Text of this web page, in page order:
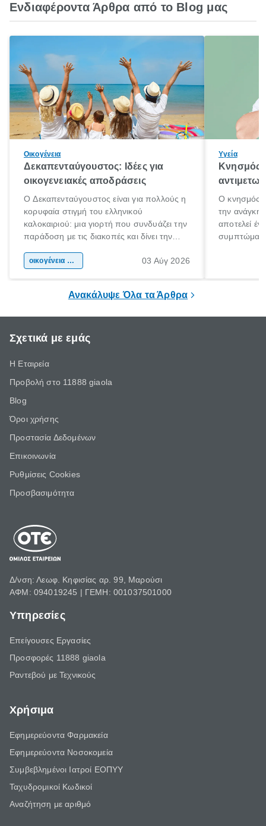
Ενδιαφέροντα Άρθρα από το Blog μας
Οικογένεια
Δεκαπενταύγουστος: Ιδέες για
οικογενειακές αποδράσεις
Ο Δεκαπενταύγουστος είναι για πολλούς η
κορυφαία στιγμή του ελληνικού
καλοκαιριού: μια γιορτή που συνδυάζει την
παράδοση με τις διακοπές και δίνει την
χώρας. Είτε πρόκειται για λίγες μέρες
οικογένεια & παιδί 03 Αύγ 2026
Υγεία
Κνησμός:
Ο κνησμός
την ανάγκη
αποτελεί
Ανακάλυψε Όλα τα Άρθρα
Σχετικά με εμάς
Η Εταιρεία
Προβολή στο 11888 giaola
Blog
Όροι χρήσης
Προστασία Δεδομένων
Επικοινωνία
Ρυθμίσεις Cookies
Προσβασιμότητα
Δ/νση: Λεωφ. Κηφισίας αρ. 99, Μαρούσι
ΑΦΜ: 094019245 | ΓΕΜΗ: 001037501000
Υπηρεσίες
Επείγουσες Εργασίες
Προσφορές 11888 giaola
Ραντεβού με Τεχνικούς
Χρήσιμα
Εφημερεύοντα Φαρμακεία
Εφημερεύοντα Νοσοκομεία
Συμβεβλημένοι Ιατροί ΕΟΠΥΥ
Ταχυδρομικοί Κωδικοί
Αναζήτηση με αριθμό